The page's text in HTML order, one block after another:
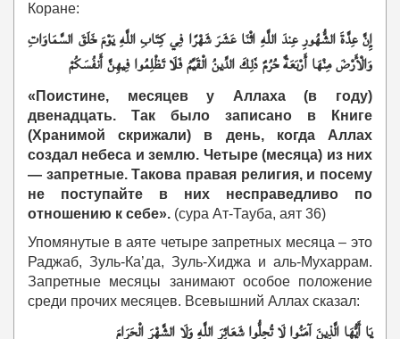
Коране:
إِنَّ عِدَّةَ الشُّهُورِ عِندَ اللَّهِ اثْنَا عَشَرَ شَهْرًا فِي كِتَابِ اللَّهِ يَوْمَ خَلَقَ السَّمَاوَاتِ
وَالْأَرْضَ مِنْهَا أَرْبَعَةٌ حُرُمٌ ذَلِكَ الدِّينُ الْقَيِّمُ فَلَا تَظْلِمُوا فِيهِنَّ أَنفُسَكُمْ
«Поистине, месяцев у Аллаха (в году)
двенадцать. Так было записано в Книге
(Хранимой скрижали) в день, когда Аллах
создал небеса и землю. Четыре (месяца) из них
— запретные. Такова правая религия, и посему
не поступайте в них несправедливо по
отношению к себе». (сура Ат-Тауба, аят 36)
Упомянутые в аяте четыре запретных месяца – это
Раджаб, Зуль-Ка’да, Зуль-Хиджа и аль-Мухаррам.
Запретные месяцы занимают особое положение
среди прочих месяцев. Всевышний Аллах сказал:
يَا أَيُّهَا الَّذِينَ آمَنُوا لَا تُحِلُّوا شَعَائِرَ اللَّهِ وَلَا الشَّهْرَ الْحَرَامَ